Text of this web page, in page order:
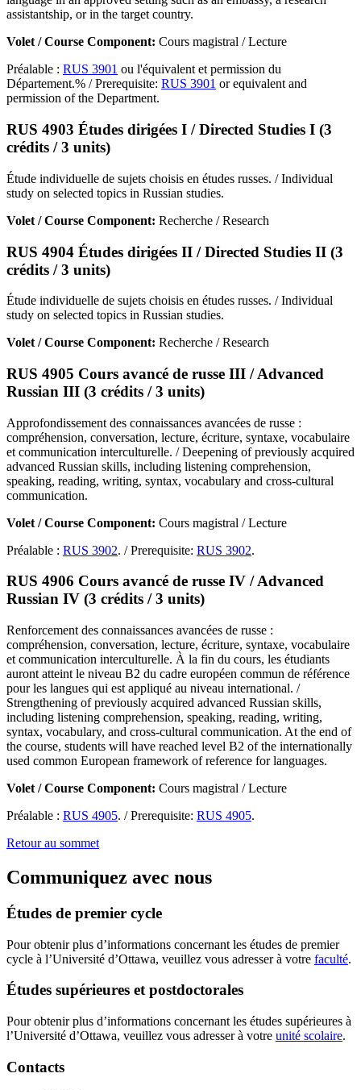
assistantship, or in the target country.
Volet / Course Component: Cours magistral / Lecture
Préalable : RUS 3901 ou l'équivalent et permission du
Département.% / Prerequisite: RUS 3901 or equivalent and
permission of the Department.
RUS 4903 Études dirigées I / Directed Studies I (3
crédits / 3 units)
Étude individuelle de sujets choisis en études russes. / Individual
study on selected topics in Russian studies.
Volet / Course Component: Recherche / Research
RUS 4904 Études dirigées II / Directed Studies II (3
crédits / 3 units)
Étude individuelle de sujets choisis en études russes. / Individual
study on selected topics in Russian studies.
Volet / Course Component: Recherche / Research
RUS 4905 Cours avancé de russe III / Advanced
Russian III (3 crédits / 3 units)
Approfondissement des connaissances avancées de russe :
compréhension, conversation, lecture, écriture, syntaxe, vocabulaire
et communication interculturelle. / Deepening of previously acquired
advanced Russian skills, including listening comprehension,
speaking, reading, writing, syntax, vocabulary and cross-cultural
communication.
Volet / Course Component: Cours magistral / Lecture
Préalable : RUS 3902. / Prerequisite: RUS 3902.
RUS 4906 Cours avancé de russe IV / Advanced
Russian IV (3 crédits / 3 units)
Renforcement des connaissances avancées de russe :
compréhension, conversation, lecture, écriture, syntaxe, vocabulaire
et communication interculturelle. À la fin du cours, les étudiants
auront atteint le niveau B2 du cadre européen commun de référence
pour les langues qui est appliqué au niveau international. /
Strengthening of previously acquired advanced Russian skills,
including listening comprehension, speaking, reading, writing,
syntax, vocabulary, and cross-cultural communication. At the end of
the course, students will have reached level B2 of the internationally
used common European framework of reference for languages.
Volet / Course Component: Cours magistral / Lecture
Préalable : RUS 4905. / Prerequisite: RUS 4905.
Retour au sommet
Communiquez avec nous
Études de premier cycle
Pour obtenir plus d’informations concernant les études de premier
cycle à l’Université d’Ottawa, veuillez vous adresser à votre faculté.
Études supérieures et postdoctorales
Pour obtenir plus d’informations concernant les études supérieures à
l’Université d’Ottawa, veuillez vous adresser à votre unité scolaire.
Contacts